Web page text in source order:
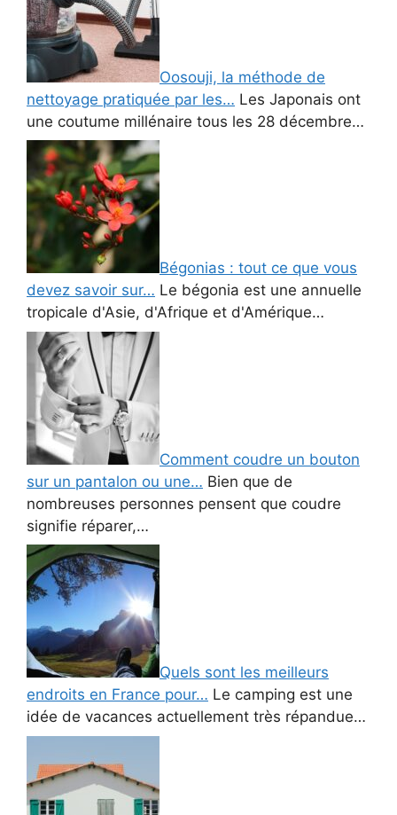
Oosouji, la méthode de
nettoyage pratiquée par les… Les Japonais ont
une coutume millénaire tous les 28 décembre…
Bégonias : tout ce que vous
devez savoir sur… Le bégonia est une annuelle
tropicale d'Asie, d'Afrique et d'Amérique…
Comment coudre un bouton
sur un pantalon ou une… Bien que de
nombreuses personnes pensent que coudre
signifie réparer,…
Quels sont les meilleurs
endroits en France pour… Le camping est une
idée de vacances actuellement très répandue…